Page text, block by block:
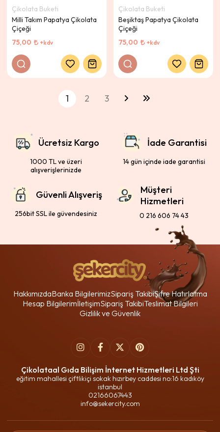
Çikolata Buketi
Milli Takım Papatya Çikolata
Çiçeği
75,00
+kdv
Çikolata Buketi
Beşiktaş Papatya Çikolata
Çiçeği
75,00
+kdv
1 2 3
Ücretsiz Kargo
1000 TL ve üzeri
alışverişlerinizde
İade Garantisi
14 gün içinde iade garantisi
Güvenli Alışveriş
256bit SSL ile güvendesiniz
Müşteri
Hizmetleri
0 216 606 74 43
HakkımızdaBanka BilgilerimizSipariş TakibiŞifre Hatırlatma
Hesap BilgilerimİletişimSipariş TakibiTeslimat Bilgileri
Gizlilik ve Güvenlik
Çikolataal Gıda Bilişim İnternet Hizmetleri Ltd Şti
eğitim mahallesi çiftlikiçi sokak hızırbey caddesi no:16 kadıköy
istanbul
02166067443
info@sekercity.com